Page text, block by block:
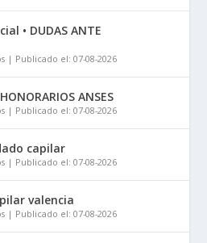
• DUDAS ANTE
Publicado el: 07-08-2026
ANSES
Publicado el: 07-08-2026
capilar
Publicado el: 07-08-2026
valencia
Publicado el: 07-08-2026